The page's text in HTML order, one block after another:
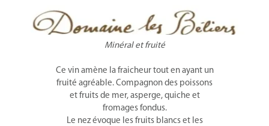
Minéral et fruité
Ce vin amène la fraicheur tout en ayant un
fruité agréable. Compagnon des poissons
et fruits de mer, asperge, quiche et
fromages fondus.
Le nez évoque les fruits blancs et les